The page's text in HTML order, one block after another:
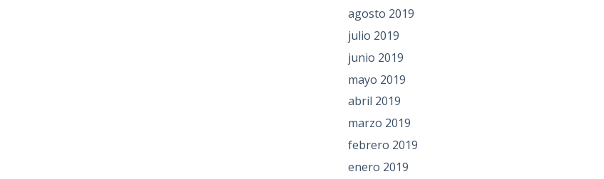
agosto 2019
julio 2019
junio 2019
mayo 2019
abril 2019
marzo 2019
febrero 2019
enero 2019